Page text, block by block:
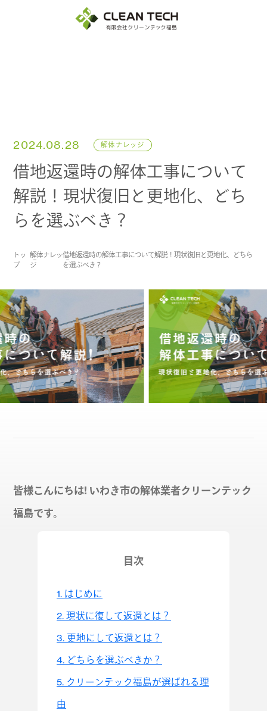
2024.08.28 解体ナレッジ
借地返還時の解体工事について
解説！現状復旧と更地化、どち
らを選ぶべき？
トッ
プ
解体ナレッ
ジ
借地返還時の解体工事について解説！現状復旧と更地化、どちら
を選ぶべき？
皆様こんにちは! いわき市の解体業者クリーンテック
福島です。
目次
1. はじめに
2. 現状に復して返還とは？
3. 更地にして返還とは？
4. どちらを選ぶべきか？
5. クリーンテック福島が選ばれる理
由